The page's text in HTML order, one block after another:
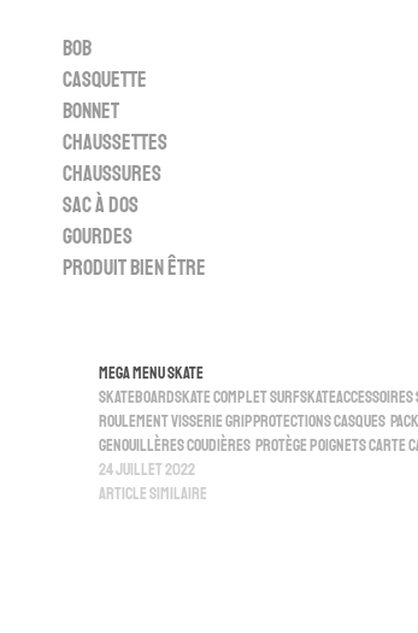
Bob
Casquette
Bonnet
Chaussettes
Chaussures
Sac à dos
Gourdes
Produit bien être
Mega Menu Skate
SkateboardSkate complet SurfskateAccessoires
Roulement Visserie GripProtections Casques
Genouillères Coudières Protège poignets Carte
24 juillet 2022
Article similaire